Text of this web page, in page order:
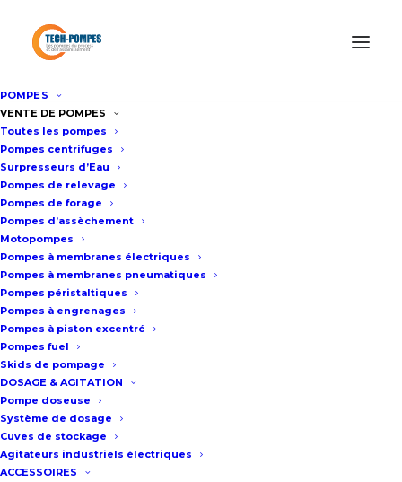
POMPES
VENTE DE POMPES
Toutes les pompes
Pompes centrifuges
Surpresseurs d’Eau
Pompes de relevage
Pompes de forage
Pompes d’assèchement
Motopompes
Pompes à membranes électriques
Pompes à membranes pneumatiques
Pompes péristaltiques
Pompes à engrenages
Pompes à piston excentré
Pompes fuel
Skids de pompage
DOSAGE & AGITATION
Pompe doseuse
Système de dosage
Cuves de stockage
Agitateurs industriels électriques
ACCESSOIRES
TECH POMPES, SPÉCIALISTE DE
Votre partenaire de confiance en tant
que distributeur officiel des marques de
pompes industrielles, offrant des
solutions de qualité supérieure pour
toutes vos applications de pompage.